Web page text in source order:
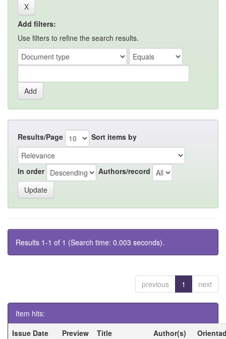
Add filters:
Use filters to refine the search results.
Results/Page Sort items by
In order Authors/record
Results 1-1 of 1 (Search time: 0.003 seconds).
previous 1 next
Item hits:
Issue Date
Preview Title Author(s)